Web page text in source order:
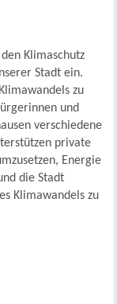
Klimaschutz
Stadt ein.
zu
und
verschiedene
private
Energie
die Stadt
Klimawandels zu